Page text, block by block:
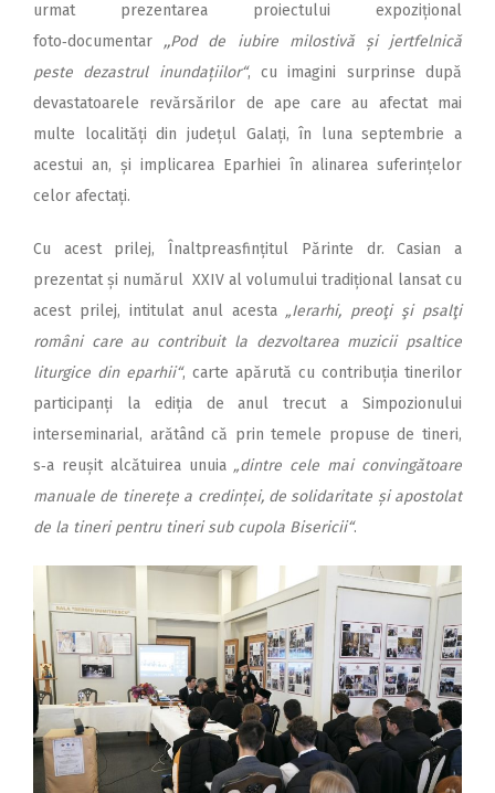
urmat prezentarea proiectului expozițional
foto‑documentar ,,Pod de iubire milostivă și jertfelnică
peste dezastrul inundațiilor“, cu imagini surprinse după
devastatoarele revărsărilor de ape care au afectat mai
multe localități din județul Galați, în luna septembrie a
acestui an, și implicarea Eparhiei în alinarea suferințelor
celor afectați.
Cu acest prilej, Înalt­prea­sfințitul Părinte dr. Casian a
prezentat și numărul XXIV al volumului tradițional lansat cu
acest prilej, intitulat anul acesta „Ierarhi, preoţi şi psalţi
români care au contribuit la dezvoltarea muzicii psaltice
liturgice din eparhii“, carte apărută cu contribuția tinerilor
participanți la ediția de anul trecut a Simpozionului
interseminarial, arătând că prin temele propuse de tineri,
s‑a reușit alcătuirea unuia „dintre cele mai convingătoare
manuale de tinerețe a credinței, de solidaritate și apostolat
de la tineri pentru tineri sub cupola Bisericii“.